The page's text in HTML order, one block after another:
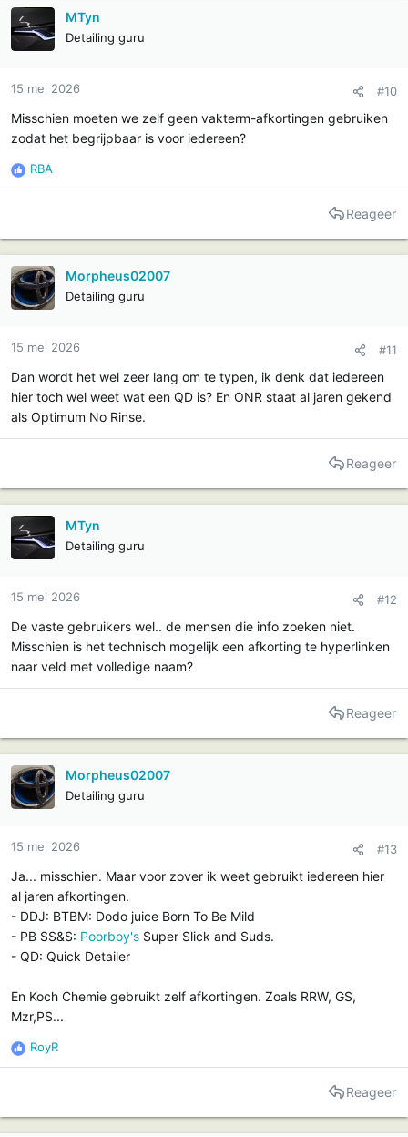
i
e
s
MTyn
Detailing guru
15 mei 2026 #10
Misschien moeten we zelf geen vakterm-afkortingen gebruiken
zodat het begrijpbaar is voor iedereen?
R
e
i
e
s
RBA
Reageer
Morpheus02007
Detailing guru
15 mei 2026 #11
Dan wordt het wel zeer lang om te typen, ik denk dat iedereen
hier toch wel weet wat een QD is? En ONR staat al jaren gekend
als Optimum No Rinse.
Reageer
MTyn
Detailing guru
15 mei 2026 #12
De vaste gebruikers wel.. de mensen die info zoeken niet.
Misschien is het technisch mogelijk een afkorting te hyperlinken
naar veld met volledige naam?
Reageer
Morpheus02007
Detailing guru
15 mei 2026 #13
Ja... misschien. Maar voor zover ik weet gebruikt iedereen hier
al jaren afkortingen.
- DDJ: BTBM: Dodo juice Born To Be Mild
- PB SS&S: Poorboy's Super Slick and Suds.
- QD: Quick Detailer
En Koch Chemie gebruikt zelf afkortingen. Zoals RRW, GS,
Mzr,PS...
R
e
RoyR
Reageer